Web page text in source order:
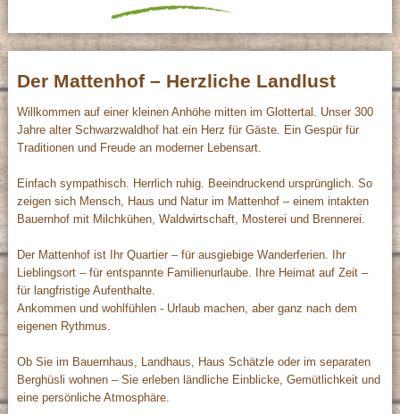
Der Mattenhof – Herzliche Landlust
Willkommen auf einer kleinen Anhöhe mitten im Glottertal. Unser 300
Jahre alter Schwarzwaldhof hat ein Herz für Gäste. Ein Gespür für
Traditionen und Freude an moderner Lebensart.
Einfach sympathisch. Herrlich ruhig. Beeindruckend ursprünglich. So
zeigen sich Mensch, Haus und Natur im Mattenhof – einem intakten
Bauernhof mit Milchkühen, Waldwirtschaft, Mosterei und Brennerei.
Der Mattenhof ist Ihr Quartier – für ausgiebige Wanderferien. Ihr
Lieblingsort – für entspannte Familienurlaube. Ihre Heimat auf Zeit –
für langfristige Aufenthalte.
Ankommen und wohlfühlen - Urlaub machen, aber ganz nach dem
eigenen Rythmus.
Ob Sie im Bauernhaus, Landhaus, Haus Schätzle oder im separaten
Berghüsli wohnen – Sie erleben ländliche Einblicke, Gemütlichkeit und
eine persönliche Atmosphäre.